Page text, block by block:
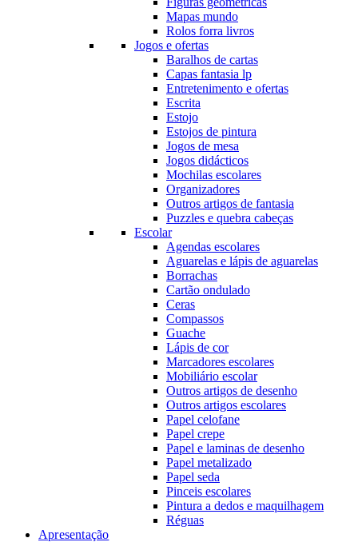
Mapas mundo
Rolos forra livros
Jogos e ofertas
Baralhos de cartas
Capas fantasia lp
Entretenimento e ofertas
Escrita
Estojo
Estojos de pintura
Jogos de mesa
Jogos didácticos
Mochilas escolares
Organizadores
Outros artigos de fantasia
Puzzles e quebra cabeças
Escolar
Agendas escolares
Aguarelas e lápis de aguarelas
Borrachas
Cartão ondulado
Ceras
Compassos
Guache
Lápis de cor
Marcadores escolares
Mobiliário escolar
Outros artigos de desenho
Outros artigos escolares
Papel celofane
Papel crepe
Papel e laminas de desenho
Papel metalizado
Papel seda
Pinceis escolares
Pintura a dedos e maquilhagem
Réguas
Apresentação